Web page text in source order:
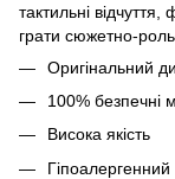
тактильні
грати сюжетно-
Оригінальний
100% безпечні
Висока якість
Гіпоалергенний